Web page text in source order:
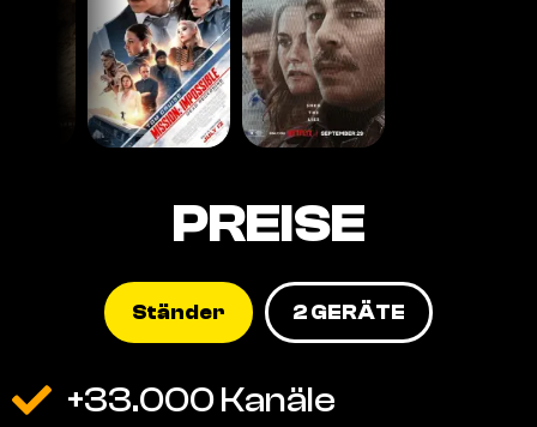
PREISE
Ständer 2 GERÄTE
+33.000 Kanäle